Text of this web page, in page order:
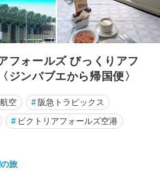
フォールズ びっくりアフ
ジンバブエから帰国便〉
空 #阪急トラピックス
# ビクトリアフォールズ空港
旅